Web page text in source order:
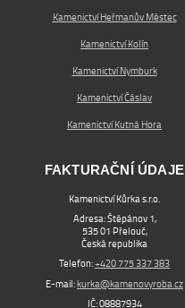
Kamenictví Heřmanův Městec
Kamenictví Kolín
Kamenictví Nymburk
Kamenictví Čáslav
Kamenictví Kutná Hora
FAKTURAČNÍ ÚDAJE
Kamenictví Kůrka s.r.o.
Adresa: Štěpánov 1,
535 01 Přelouč,
Česká republika
Telefon:+420 775 337 383
E-mail:kurka@kamenovyroba.cz
IČ: 08887934